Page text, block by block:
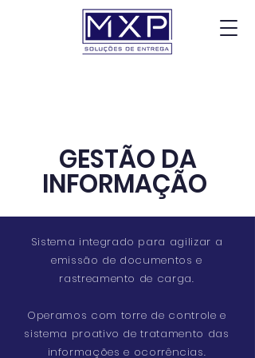
GESTÃO DA
INFORMAÇÃO
Sistema integrado para agilizar a
emissão de documentos e
rastreamento de carga.
Operamos com torre de controle e
sistema proativo de tratamento das
informações e ocorrências.